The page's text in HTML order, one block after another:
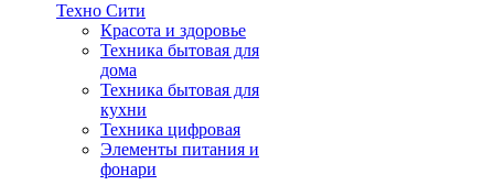
Техно Сити
Красота и здоровье
Техника бытовая для
дома
Техника бытовая для
кухни
Техника цифровая
Элементы питания и
фонари